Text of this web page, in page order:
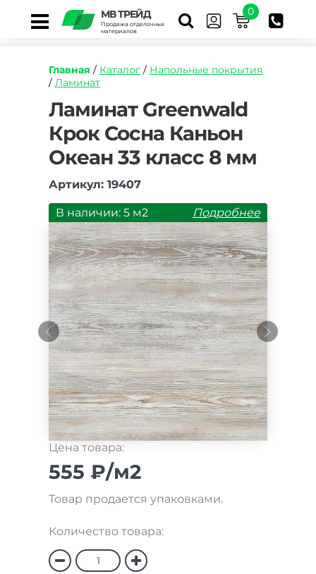
МВ ТРЕЙД
Продажа отделочных
материалов
0
Главная / Каталог / Напольные покрытия
/ Ламинат
https://mvtrade.ru/images/id/normal/laminat-
greenwald-
krok-
dub-
kanon-
33-
8-
mm.jpg
Ламинат Greenwald
Крок Сосна Каньон
Океан 33 класс 8 мм
Артикул: 19407
В наличии: 5 м2 Подробнее
Цена товара:
555 ₽/м2
Товар продается упаковками.
Количество товара: